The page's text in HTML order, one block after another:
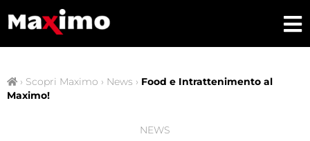
› Scopri Maximo › News › Food e Intrattenimento al
Maximo!
NEWS